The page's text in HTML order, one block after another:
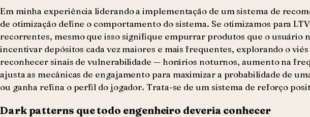
Em minha experiência liderando a implementação de um sistema de
de otimização define o comportamento do sistema. Se otimizamos para
recorrentes, mesmo que isso signifique empurrar produtos que o usuário
incentivar depósitos cada vez maiores e mais frequentes, explorando o
reconhecer sinais de vulnerabilidade — horários noturnos, aumento na
ajusta as mecânicas de engajamento para maximizar a probabilidade de
ou ganha refina o perfil do jogador. Trata-se de um sistema de reforço
Dark patterns que todo engenheiro deveria conhecer